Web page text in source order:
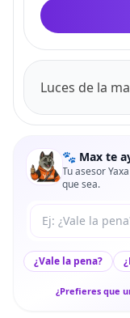
Luces de la
🐾 Max te
Tu asesor
que sea.
Tu pregunta a
¿Vale la pena?
¿Prefieres que